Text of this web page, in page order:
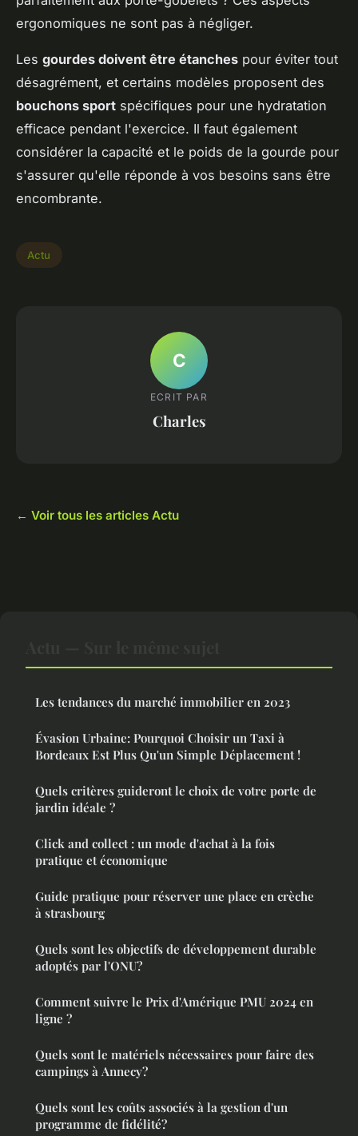
ergonomiques ne sont pas à négliger.
Les gourdes doivent être étanches pour éviter tout
désagrément, et certains modèles proposent des
bouchons sport spécifiques pour une hydratation
efficace pendant l'exercice. Il faut également
considérer la capacité et le poids de la gourde pour
s'assurer qu'elle réponde à vos besoins sans être
encombrante.
Actu
C
ECRIT PAR
Charles
← Voir tous les articles Actu
Les tendances du marché immobilier en 2023
Évasion Urbaine: Pourquoi Choisir un Taxi à
Bordeaux Est Plus Qu'un Simple Déplacement !
Quels critères guideront le choix de votre porte de
jardin idéale ?
Click and collect : un mode d'achat à la fois
pratique et économique
Guide pratique pour réserver une place en crèche
à strasbourg
Quels sont les objectifs de développement durable
adoptés par l'ONU?
Comment suivre le Prix d'Amérique PMU 2024 en
ligne ?
Quels sont le matériels nécessaires pour faire des
campings à Annecy?
Quels sont les coûts associés à la gestion d'un
programme de fidélité?